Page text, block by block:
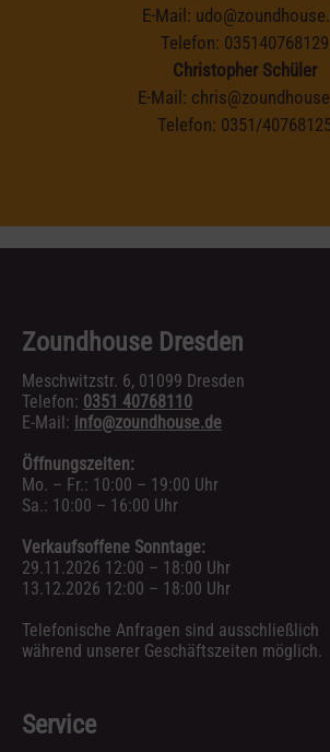
E-Mail:
Telefon: 035140768129
Christopher Schüler
E-Mail:
Telefon: 0351/
Zoundhouse Dresden
Meschwitzstr. 6, 01099 Dresden
Telefon: 0351 40768110
E-Mail: info@zoundhouse.de
Öffnungszeiten:
Mo. – Fr.: 10:00 – 19:00 Uhr
Sa.: 10:00 – 16:00 Uhr
Verkaufsoffene Sonntage:
29.11.2026 12:00 – 18:00 Uhr
13.12.2026 12:00 – 18:00 Uhr
Telefonische Anfragen sind ausschließlich
während unserer Geschäftszeiten möglich.
Service